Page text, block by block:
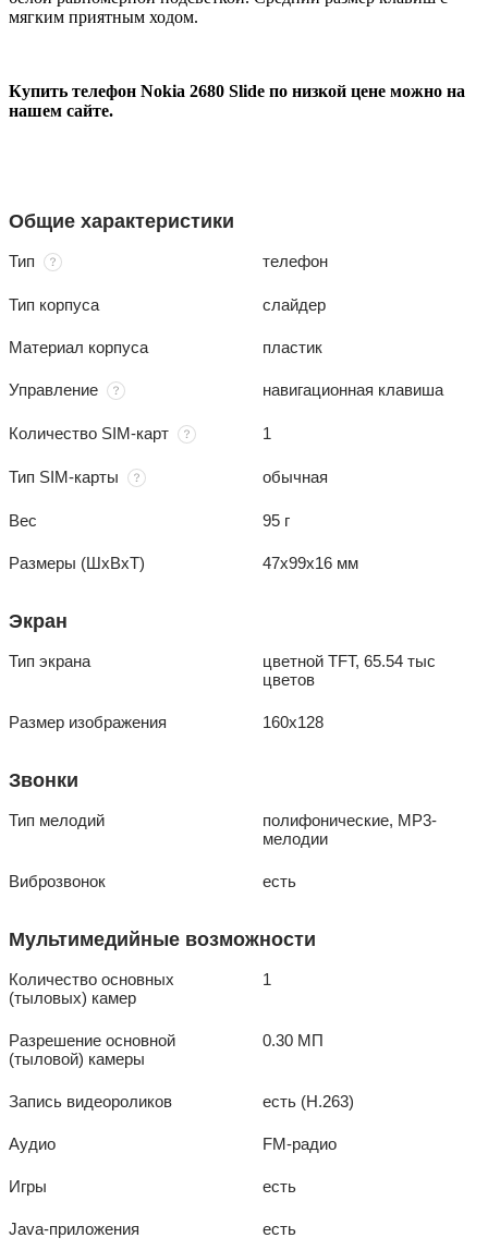
мягким приятным ходом.
Купить телефон Nokia 2680 Slide по низкой цене можно на
нашем сайте.
Общие характеристики
Тип телефон
Тип корпуса слайдер
Материал корпуса пластик
Управление навигационная клавиша
Количество SIM-карт 1
Тип SIM-карты обычная
Вес 95 г
Размеры (ШxВxТ) 47x99x16 мм
Экран
Тип экрана
цветной TFT, 65.54 тыс
цветов
Размер изображения 160x128
Звонки
Тип мелодий
полифонические, MP3-
мелодии
Виброзвонок есть
Мультимедийные возможности
Количество основных
(тыловых) камер
1
Разрешение основной
(тыловой) камеры
0.30 МП
Запись видеороликов есть (H.263)
Аудио FM-радио
Игры есть
Java-приложения есть